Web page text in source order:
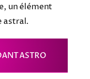
un élément
astral.
ASTRO